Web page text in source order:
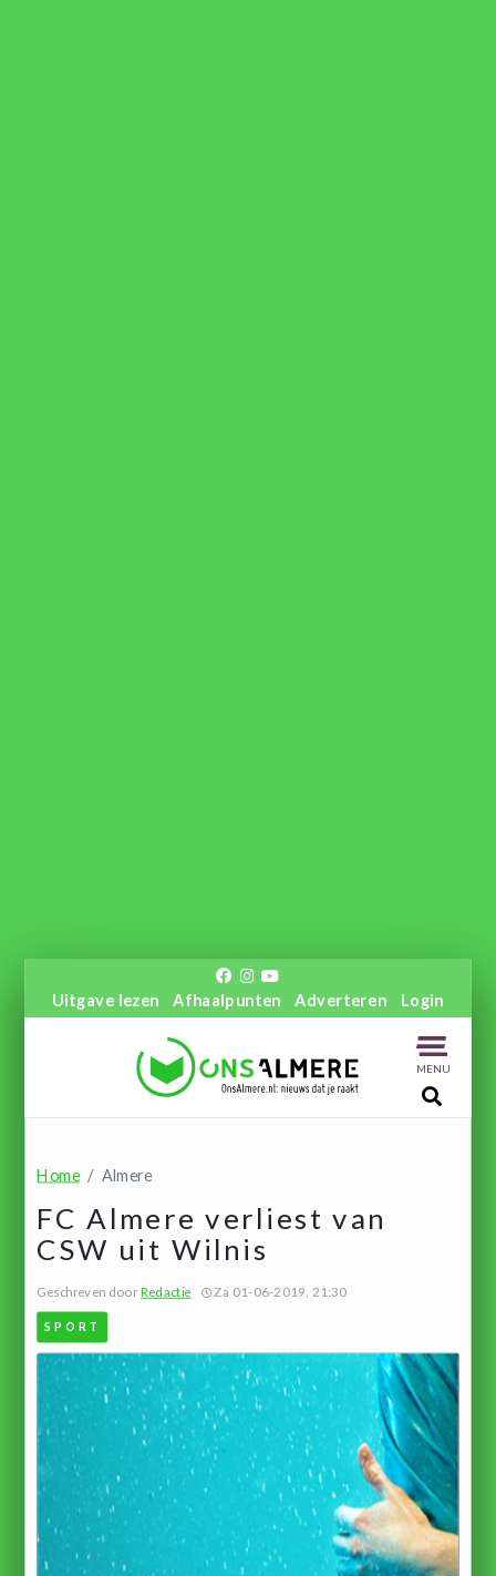
Uitgave lezen Afhaalpunten Adverteren Login
MENU
Home Almere
FC Almere verliest van
CSW uit Wilnis
Geschreven doorRedactie Za 01-06-2019, 21:30
SPORT